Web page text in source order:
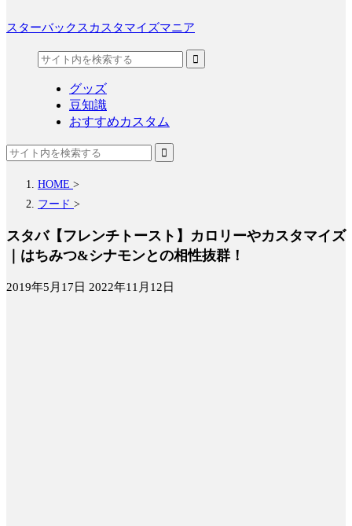
スターバックスカスタマイズマニア
グッズ
豆知識
おすすめカスタム
HOME >
フード >
スタバ【フレンチトースト】カロリーやカスタマイズ
｜はちみつ&シナモンとの相性抜群！
2019年5月17日 2022年11月12日